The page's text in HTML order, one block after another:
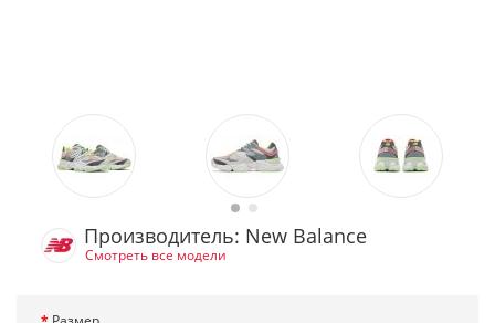
Производитель: New Balance
Смотреть все модели